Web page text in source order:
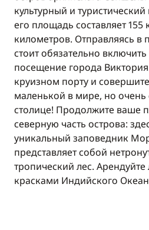
Судовые запасы (газ...)
Топливо
Финальная уборка
Хостес
Шкипер
культурный и
его площадь составляет 155
километров. Отправляясь в
стоит обязательно
посещение города
круизном порту и
маленькой в мире, но
столице! Продолжите ваше
северную часть острова:
уникальный заповедник
представляет собой
тропический лес. Арендуйте
красками Индийского